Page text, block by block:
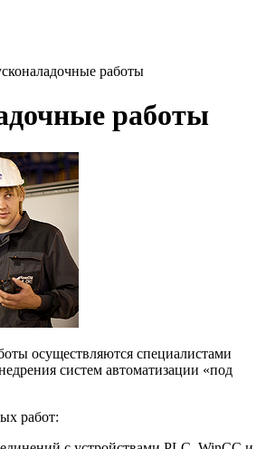
работы
работы
осуществляются специалистами
систем автоматизации «под
работ: